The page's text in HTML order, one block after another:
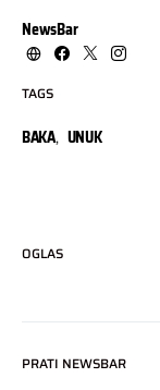
NewsBar
TAGS
BAKA, UNUK
OGLAS
PRATI NEWSBAR